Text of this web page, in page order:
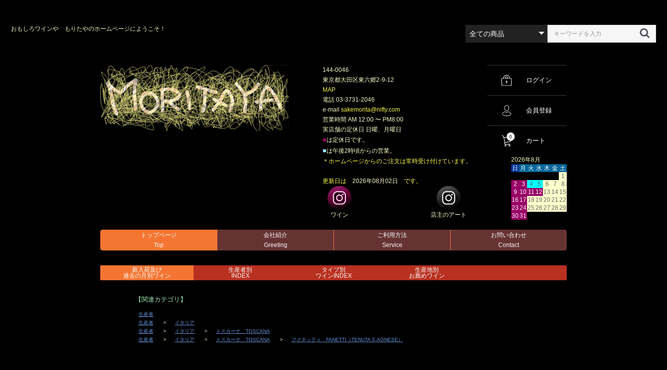
おもしろワインや もりたやのホームページにようこそ！
ログイン
会員登録
0
カート
144-0046
東京都大田区東六郷2-9-12
MAP
電話 03-3731-2046
e-mail sakemorita@nifty.com
営業時間 AM 12:00 〜 PM8:00
実店舗の定休日 日曜、月曜日
■は定休日です。
■は午後2時頃からの営業。
＊ホームページからのご注文は常時受け付けています。
更新日は 2026年08月02日 です。
ワイン 店主のアート
2026年8月
日
月 火 水 木 金 土
1
2
3 4 5 6 7
8
9 10 11 12 13 14 15
16 17 18 19 2021 22
232425 26 27 28 29
3031
トップページ
Top
会社紹介
Greeting
ご利用方法
Service
お問い合わせ
Contact
新入荷及び
過去の月別ワイン
生産者別
INDEX
タイプ別
ワインINDEX
生産地別
お薦めワイン
【関連カテゴリ】
生産者
生産者
イタリア
生産者
イタリア
トスカーナ TOSCANA
生産者
イタリア トスカーナ TOSCANA ファネッティ FANETTI（TENUTA S.AGNESE）